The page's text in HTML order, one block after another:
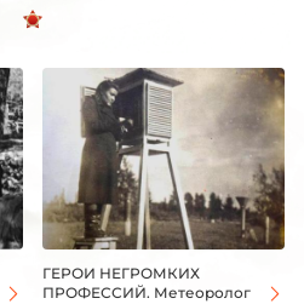
ГЕРОИ НЕГРОМКИХ
ПРОФЕССИЙ. Метеоролог